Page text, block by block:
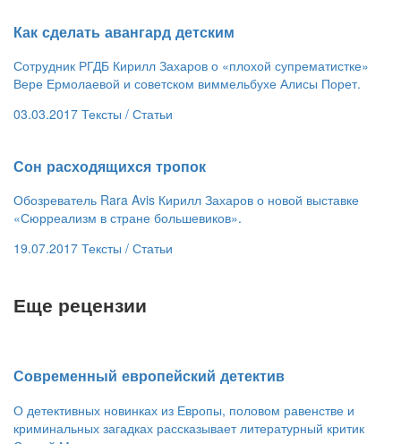
​Как сделать авангард детским
Сотрудник РГДБ Кирилл Захаров о «плохой супрематистке»
Вере Ермолаевой и советском виммельбухе Алисы Порет.
03.03.2017 Тексты / Статьи
​Сон расходящихся тропок
Обозреватель Rara Avis Кирилл Захаров о новой выставке
«Сюрреализм в стране большевиков».
19.07.2017 Тексты / Статьи
Еще рецензии
​Современный европейский детектив
О детективных новинках из Европы, половом равенстве и
криминальных загадках рассказывает литературный критик